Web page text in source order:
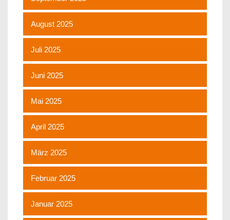
August 2025
Juli 2025
Juni 2025
Mai 2025
April 2025
März 2025
Februar 2025
Januar 2025